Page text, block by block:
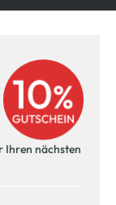
Ihren nächsten